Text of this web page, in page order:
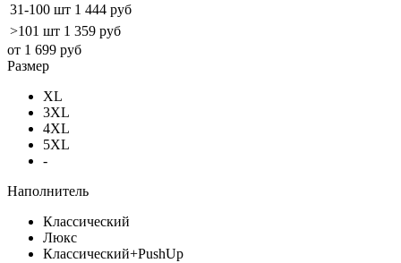
31-100 шт 1 444 руб
>101 шт 1 359 руб
от 1 699 руб
Размер
XL
3XL
4XL
5XL
-
Наполнитель
Классический
Люкс
Классический+PushUp